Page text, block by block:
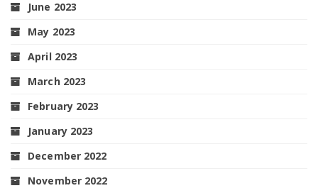
June 2023
May 2023
April 2023
March 2023
February 2023
January 2023
December 2022
November 2022